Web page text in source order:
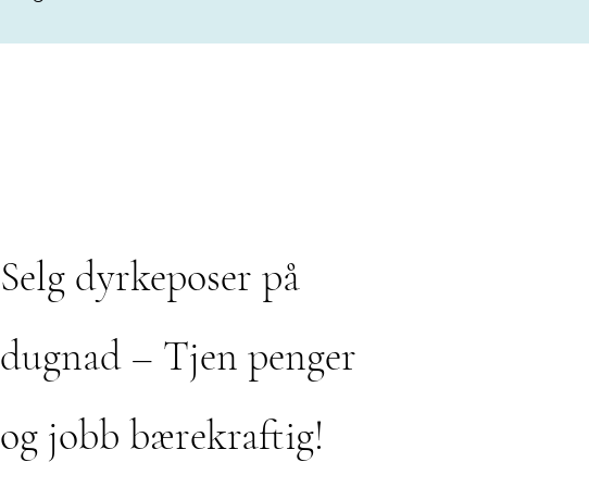
Selg dyrkeposer på
dugnad – Tjen penger
og jobb bærekraftig!